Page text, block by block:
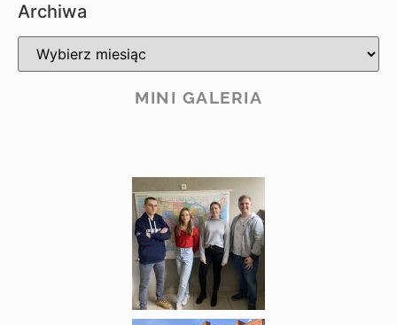
Archiwa
MINI GALERIA